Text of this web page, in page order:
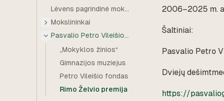
Lėvens pagrindinė mokykla
Mokslininkai
Pasvalio Petro Vileišio gimnazija
„Mokyklos žinios“
Gimnazijos muziejus
Petro Vileišio fondas
Rimo Želvio premija
2006–2025 m.
Šaltiniai:
Pasvalio Petro
Dviejų
https://